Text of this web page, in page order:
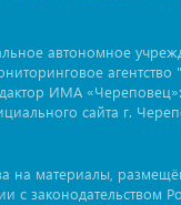
автономное
агентство
ИМА
сайта г.
на материалы,
с законодательством